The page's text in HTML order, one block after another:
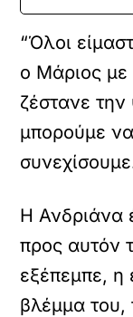
“Όλοι
ο Μάριος
ζέστανε
μπορούμε
Η Ανδριάνα
προς αυτόν
εξέπεμπε, η
βλέμμα του,